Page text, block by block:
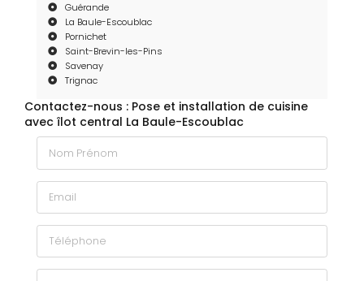
Guérande
La Baule-Escoublac
Pornichet
Saint-Brevin-les-Pins
Savenay
Trignac
Contactez-nous : Pose et installation de cuisine
avec îlot central La Baule-Escoublac
Nom Prénom
Email
Téléphone
Message